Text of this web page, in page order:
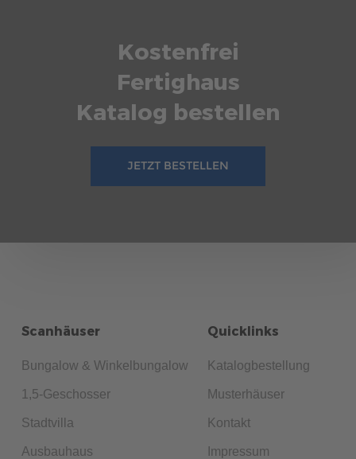
Kostenfrei
Fertighaus
Katalog bestellen
JETZT BESTELLEN
Scanhäuser
Bungalow & Winkelbungalow
1,5-Geschosser
Stadtvilla
Ausbauhaus
Quicklinks
Katalogbestellung
Musterhäuser
Kontakt
Impressum